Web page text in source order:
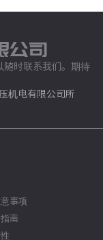
公司
随时联系我们。期待
机电有限公司所
事项
南